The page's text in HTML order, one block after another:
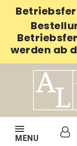
werden ab
MENU